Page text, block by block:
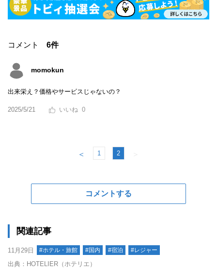
コメント 6件
momokun
出来栄え？価格やサービスじゃないの？
2025/5/21 0
＜ 1 2 ＞
コメントする
関連記事
11月29日 #ホテル・旅館 #国内 #宿泊 #レジャー
出典：HOTELIER（ホテリエ）